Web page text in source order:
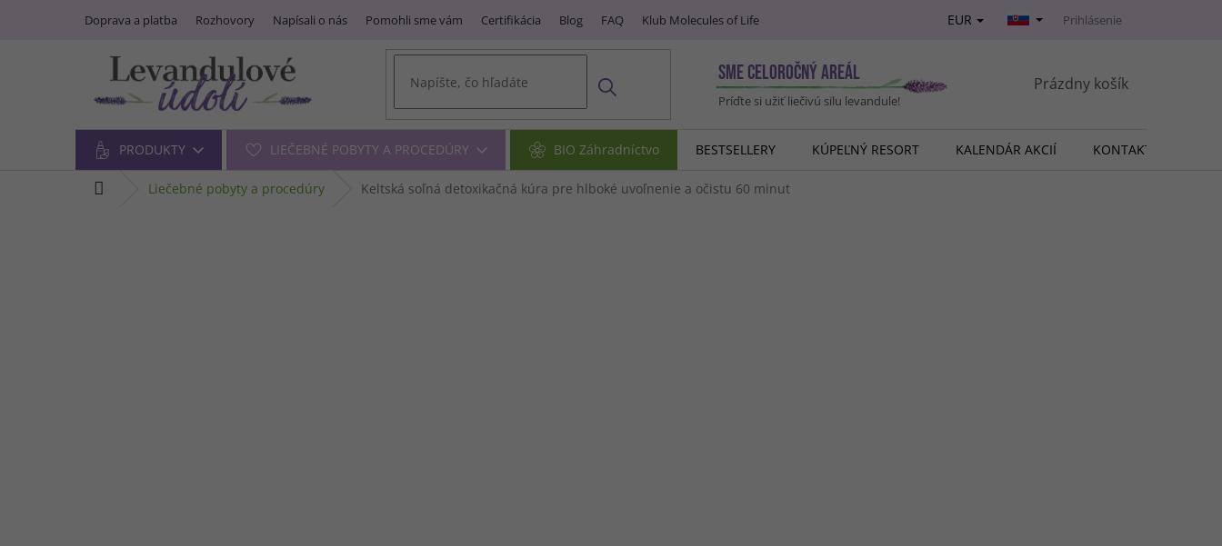
Doprava a platba Rozhovory Napísali o nás Pomohli sme vám Certifikácia Blog FAQ Klub Molecules of Life EUR Prihlásenie
SME CELOROČNÝ AREÁL
Príďte si užiť liečivú silu levandule!
NÁKUPNÝ
Prázdny košík
PRODUKTY LIEČEBNÉ POBYTY A PROCEDÚRY BIO Záhradníctvo BESTSELLERY KÚPEĽNÝ RESORT KALENDÁR AKCIÍ KONTAKT
domov liečebné pobyty a procedúry Keltská soľná detoxikačná kúra pre hlboké uvoľnenie a očistu 60 minut